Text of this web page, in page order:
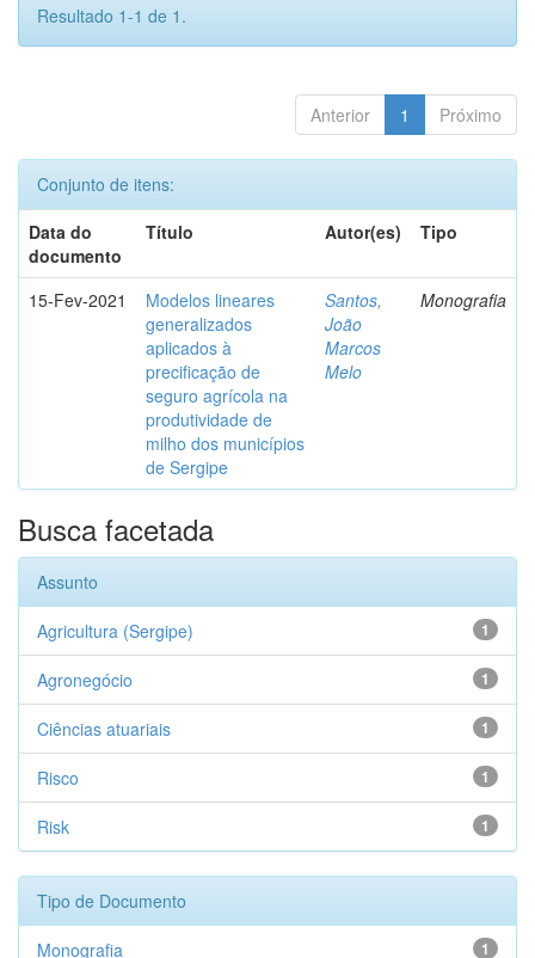
Resultado 1-1 de 1.
Anterior 1 Próximo
Conjunto de itens:
Data do
documento
Título Autor(es) Tipo
15-Fev-2021
Modelos lineares
generalizados
aplicados à
precificação de
seguro agrícola na
produtividade de
milho dos municípios
de Sergipe
Santos,
João
Marcos
Melo
Monografia
Busca facetada
Assunto
1
Agricultura (Sergipe)
1
Agronegócio
1
Ciências atuariais
1
Risco
1
Risk
Tipo de Documento
1
Monografia